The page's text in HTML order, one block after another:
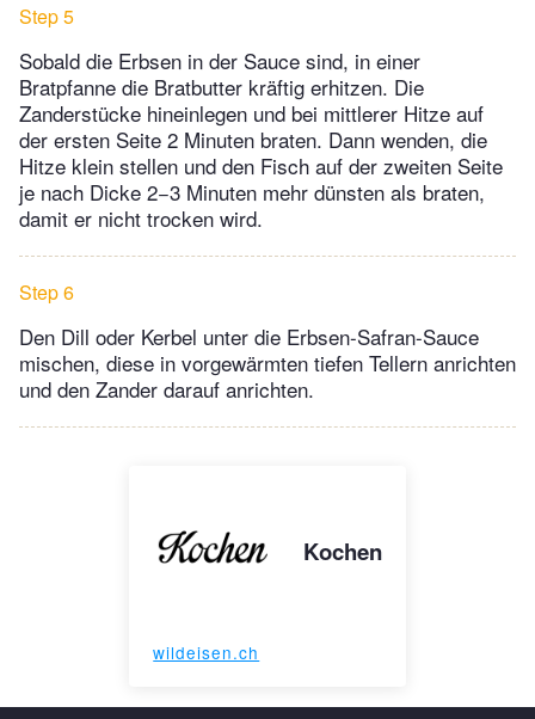
Step 5
Sobald die Erbsen in der Sauce sind, in einer
Bratpfanne die Bratbutter kräftig erhitzen. Die
Zanderstücke hineinlegen und bei mittlerer Hitze auf
der ersten Seite 2 Minuten braten. Dann wenden, die
Hitze klein stellen und den Fisch auf der zweiten Seite
je nach Dicke 2−3 Minuten mehr dünsten als braten,
damit er nicht trocken wird.
Step 6
Den Dill oder Kerbel unter die Erbsen-Safran-Sauce
mischen, diese in vorgewärmten tiefen Tellern anrichten
und den Zander darauf anrichten.
Kochen
wildeisen.ch